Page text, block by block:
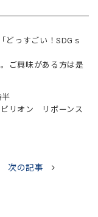
どっすごい！SDGｓ
ご興味がある方は是
半
リオン リボーンス
次の記事